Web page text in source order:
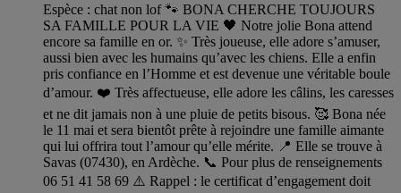
Espèce : chat non lof 🐾 BONA CHERCHE TOUJOURS
SA FAMILLE POUR LA VIE 🖤 Notre jolie Bona attend
encore sa famille en or. ✨ Très joueuse, elle adore s’amuser,
aussi bien avec les humains qu’avec les chiens. Elle a enfin
pris confiance en l’Homme et est devenue une véritable boule
d’amour. ❤️ Très affectueuse, elle adore les câlins, les caresses
et ne dit jamais non à une pluie de petits bisous. 🥰 Bona née
le 11 mai et sera bientôt prête à rejoindre une famille aimante
qui lui offrira tout l’amour qu’elle mérite. 📍 Elle se trouve à
Savas (07430), en Ardèche. 📞 Pour plus de renseignements
06 51 41 58 69 ⚠️ Rappel : le certificat d’engagement doit